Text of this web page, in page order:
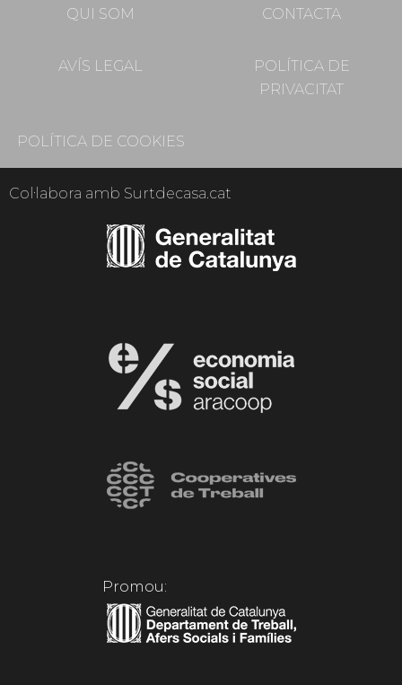
QUI SOM CONTACTA
AVÍS LEGAL
POLÍTICA DE
PRIVACITAT
POLÍTICA DE COOKIES
Col·labora amb Surtdecasa.cat
Promou: